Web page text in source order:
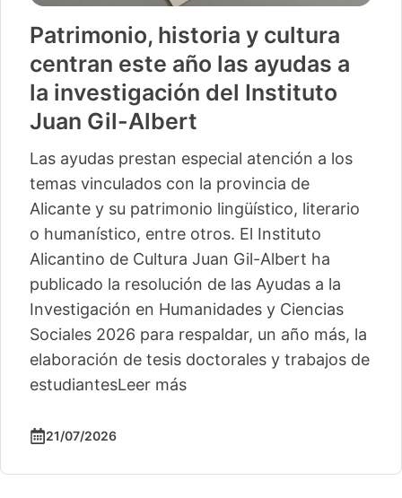
Patrimonio, historia y cultura
centran este año las ayudas a
la investigación del Instituto
Juan Gil-Albert
Las ayudas prestan especial atención a los
temas vinculados con la provincia de
Alicante y su patrimonio lingüístico, literario
o humanístico, entre otros. El Instituto
Alicantino de Cultura Juan Gil-Albert ha
publicado la resolución de las Ayudas a la
Investigación en Humanidades y Ciencias
Sociales 2026 para respaldar, un año más, la
elaboración de tesis doctorales y trabajos de
estudiantesLeer más
21/07/2026